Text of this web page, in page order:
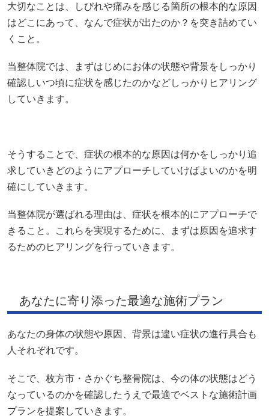
大切なことは、しびれや痛みを感じる箇所の根本的な原因
はどこにあって、なんで症状が出たのか？を突き詰めてい
くこと。
当整体院では、まずはじめにお体の状態や背景をしっかり
確認しいつ頃に症状を感じたのかなどしっかりヒアリング
していきます。
そうすることで、症状の根本的な原因は何かをしっかり追
求していきどのようにアプローチしていけばよいのかを明
確にしていきます。
当整体院が選ばれる理由は、症状を根本的にアプローチで
きること。これらを実現するために、まずは原因を追求す
るためのヒアリングを行っていきます。
あなたに寄り添った最適な施術プラン
あなたの身体の状態や原因、背景は違い症状の進行具合も
人それぞれです。
そこで、枚方市・さかぐち整骨院は、今の体の状態はどう
なっているのかを確認したうえで最適でベストな施術計画
プランを提案していきます。